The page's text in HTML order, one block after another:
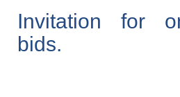
Invitation for
bids.